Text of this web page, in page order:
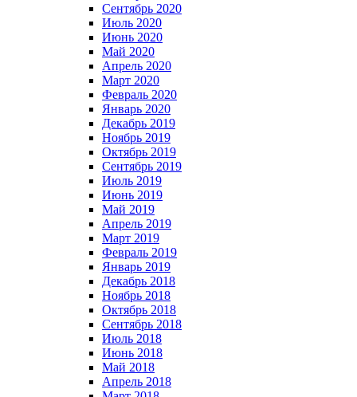
Сентябрь 2020
Июль 2020
Июнь 2020
Май 2020
Апрель 2020
Март 2020
Февраль 2020
Январь 2020
Декабрь 2019
Ноябрь 2019
Октябрь 2019
Сентябрь 2019
Июль 2019
Июнь 2019
Май 2019
Апрель 2019
Март 2019
Февраль 2019
Январь 2019
Декабрь 2018
Ноябрь 2018
Октябрь 2018
Сентябрь 2018
Июль 2018
Июнь 2018
Май 2018
Апрель 2018